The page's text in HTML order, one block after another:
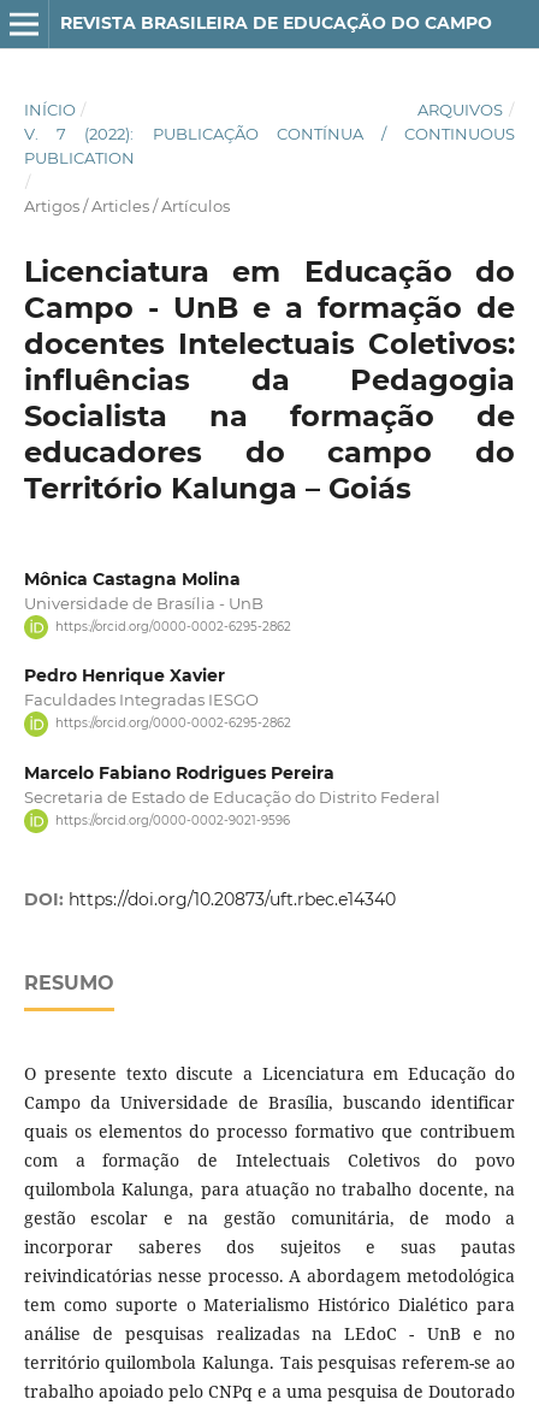
REVISTA BRASILEIRA DE EDUCAÇÃO DO CAMPO
INÍCIO / ARQUIVOS /
V. 7 (2022): PUBLICAÇÃO CONTÍNUA / CONTINUOUS
PUBLICATION
/
Artigos / Articles / Artículos
Licenciatura em Educação do
Campo - UnB e a formação de
docentes Intelectuais Coletivos:
influências da Pedagogia
Socialista na formação de
educadores do campo do
Território Kalunga – Goiás
Mônica Castagna Molina
Universidade de Brasília - UnB
https://orcid.org/0000-0002-6295-2862
Pedro Henrique Xavier
Faculdades Integradas IESGO
https://orcid.org/0000-0002-6295-2862
Marcelo Fabiano Rodrigues Pereira
Secretaria de Estado de Educação do Distrito Federal
https://orcid.org/0000-0002-9021-9596
DOI: https://doi.org/10.20873/uft.rbec.e14340
RESUMO
O presente texto discute a Licenciatura em Educação do
Campo da Universidade de Brasília, buscando identificar
quais os elementos do processo formativo que contribuem
com a formação de Intelectuais Coletivos do povo
quilombola Kalunga, para atuação no trabalho docente, na
gestão escolar e na gestão comunitária, de modo a
incorporar saberes dos sujeitos e suas pautas
reivindicatórias nesse processo. A abordagem metodológica
tem como suporte o Materialismo Histórico Dialético para
análise de pesquisas realizadas na LEdoC - UnB e no
território quilombola Kalunga. Tais pesquisas referem-se ao
trabalho apoiado pelo CNPq e a uma pesquisa de Doutorado